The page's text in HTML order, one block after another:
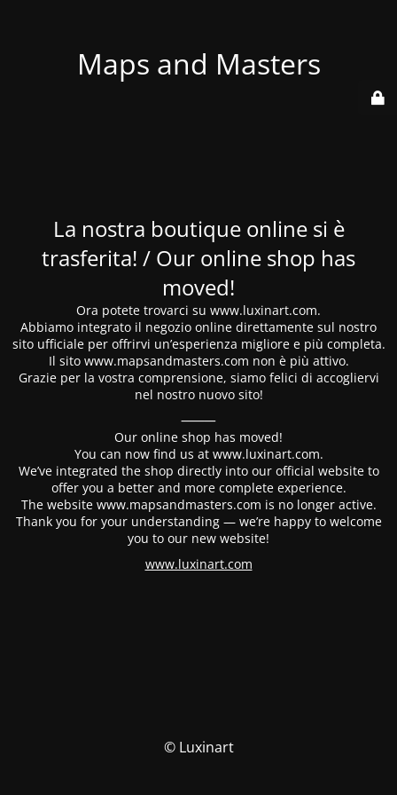
Maps and Masters
La nostra boutique online si è
trasferita! / Our online shop has
moved!
Ora potete trovarci su www.luxinart.com.
Abbiamo integrato il negozio online direttamente sul nostro
sito ufficiale per offrirvi un’esperienza migliore e più completa.
Il sito www.mapsandmasters.com non è più attivo.
Grazie per la vostra comprensione, siamo felici di accogliervi
nel nostro nuovo sito!
⸻
Our online shop has moved!
You can now find us at www.luxinart.com.
We’ve integrated the shop directly into our official website to
offer you a better and more complete experience.
The website www.mapsandmasters.com is no longer active.
Thank you for your understanding — we’re happy to welcome
you to our new website!
www.luxinart.com
© Luxinart